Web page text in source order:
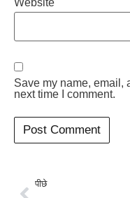
Save my name, email,
next time I comment.
पीछे